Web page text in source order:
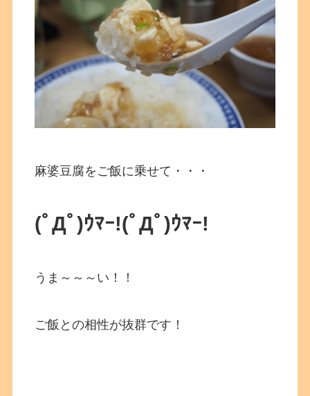
麻婆豆腐をご飯に乗せて・・・
(ﾟДﾟ)ｳﾏｰ!(ﾟДﾟ)ｳﾏｰ!
うま～～～い！！
ご飯との相性が抜群です！